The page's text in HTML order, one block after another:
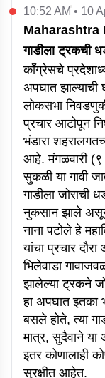
10:52 AM • 10
Maharashtra
गाडीला ट्रकची
काँग्रेसचे
अपघात झाल्याची
लोकसभा
प्रचार आटोपून
भंडारा
आहे. मंगळवारी (९
सुकळी या गावी
गाडीला जोराची
नुकसान झाले
नाना पटोले हे
यांचा प्रचार
भिलेवाडा
झालेल्या ट्रकने
हा अपघात इतका
बसले होते, त्या
मात्र, सुदैवाने या
इतर कोणालाही
सुरक्षीत आहेत.